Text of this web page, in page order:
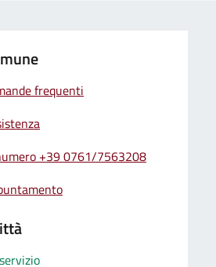
frequenti
+39 0761/7563208